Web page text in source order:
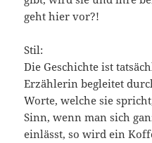
geht hier vor?!
Stil:
Die Geschichte ist
Erzählerin begleitet
Worte, welche sie
Sinn, wenn man sich
einlässt, so wird ein